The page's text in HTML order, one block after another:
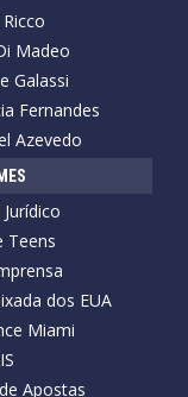
Madeo
Galassi
Fernandes
Azevedo
Teens
dos EUA
Miami
Apostas